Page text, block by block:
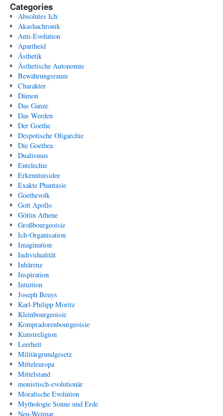
Categories
Absolutes Ich
Akashachronik
Anti-Evolution
Apartheid
Ästhetik
Ästhetische Autonomie
Bewährungsraum
Charakter
Dämon
Das Ganze
Das Werden
Der Goethe
Despotische Oligarchie
Die Goethea
Dualismus
Entelechie
Erkenntnisidee
Exakte Phantasie
Goethevolk
Gott Apollo
Göttin Athene
Großbourgeoisie
Ich-Organisation
Imagination
Individualität
Inhärenz
Inspiration
Intuition
Joseph Beuys
Karl-Philipp Moritz
Kleinbourgeoisie
Kompradorenbourgeoisie
Kunstreligion
Leerheit
Militärgrundgesetz
Mitteleuropa
Mittelstand
monistisch-evolutionär
Moralische Evolution
Mythologie Sonne und Erde
Neu-Weimar